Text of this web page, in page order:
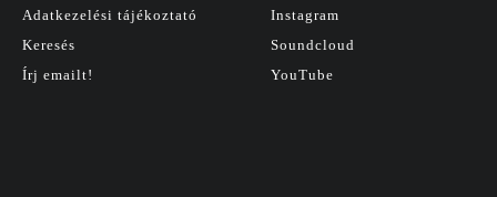
Adatkezelési tájékoztató
Keresés
Írj emailt!
Instagram
Soundcloud
YouTube